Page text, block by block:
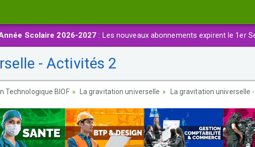
Scolaire 2026-2027 : Les nouveaux abonnements expirent le 1er
- Activités 2
Technologique BIOF La gravitation universelle La gravitation universelle